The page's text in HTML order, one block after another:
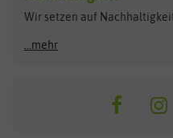
Heizmatte & Heizkabel
Kokos-Quelltabletten
Zimmergewächshaus
Florissa
Flortis
Franchi Sementi
Wir setzen auf
...mehr